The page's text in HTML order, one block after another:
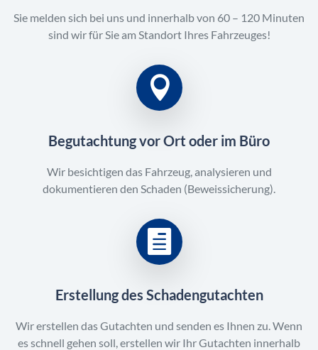
Sie melden sich bei uns und innerhalb von 60 – 120 Minuten
sind wir für Sie am Standort Ihres Fahrzeuges!
Begutachtung vor Ort oder im Büro
Wir besichtigen das Fahrzeug, analysieren und
dokumentieren den Schaden (Beweissicherung).
Erstellung des Schadengutachten
Wir erstellen das Gutachten und senden es Ihnen zu. Wenn
es schnell gehen soll, erstellen wir Ihr Gutachten innerhalb